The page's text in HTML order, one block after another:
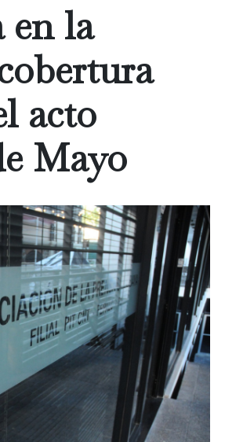
en la
acto
Mayo